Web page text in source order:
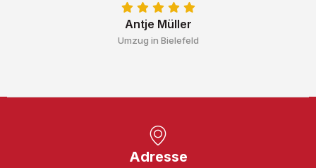
Antje Müller
Umzug in Bielefeld
Adresse